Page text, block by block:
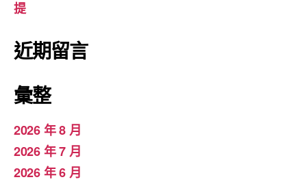
提
近期留言
彙整
2026 年 8 月
2026 年 7 月
2026 年 6 月